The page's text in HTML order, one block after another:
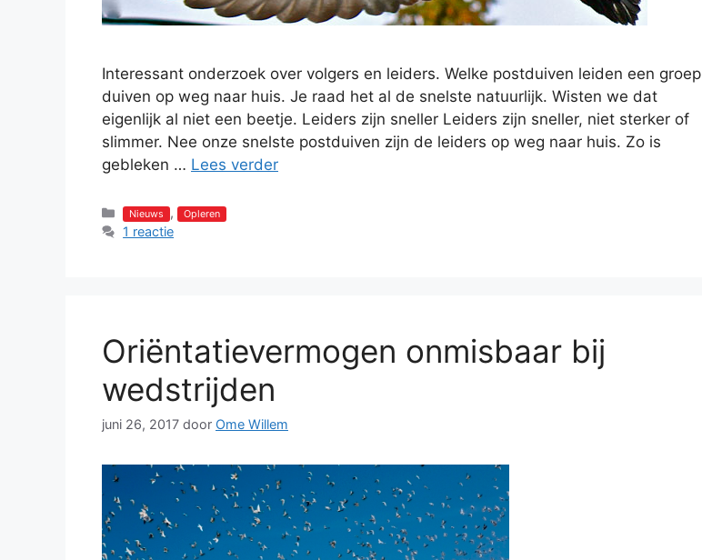
Interessant onderzoek over volgers en leiders. Welke postduiven leiden een groep
duiven op weg naar huis. Je raad het al de snelste natuurlijk. Wisten we dat
eigenlijk al niet een beetje. Leiders zijn sneller Leiders zijn sneller, niet sterker of
slimmer. Nee onze snelste postduiven zijn de leiders op weg naar huis. Zo is
gebleken … Lees verder
Categorieën
Nieuws , Opleren
1 reactie
Oriëntatievermogen onmisbaar bij
wedstrijden
juni 26, 2017 door Ome Willem